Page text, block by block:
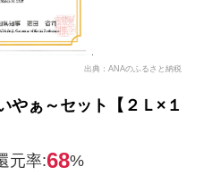
出典：ANAのふるさと納税
やぁ～セット【２Ｌ×１
元率:68%